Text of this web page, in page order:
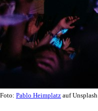
Foto: Pablo Heimplatz auf Unsplash